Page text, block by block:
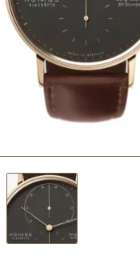
PRE-OWNED